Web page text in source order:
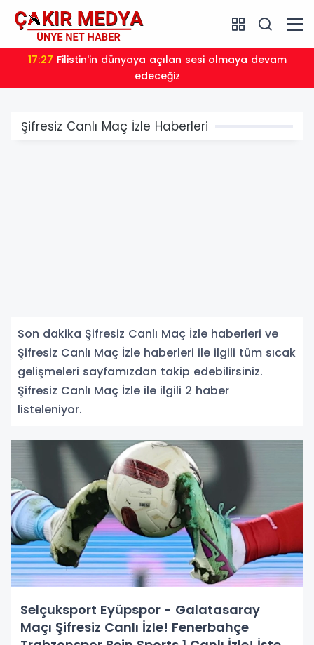
17:27
edeceğiz
Şifresiz Canlı Maç İzle Haberleri
Son dakika Şifresiz Canlı Maç İzle haberleri ve
Şifresiz Canlı Maç İzle haberleri ile ilgili tüm sıcak
gelişmeleri sayfamızdan takip edebilirsiniz.
Şifresiz Canlı Maç İzle ile ilgili 2 haber
listeleniyor.
Selçuksport Eyüpspor - Galatasaray
Maçı Şifresiz Canlı İzle! Fenerbahçe